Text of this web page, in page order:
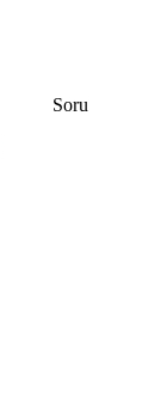
Soru